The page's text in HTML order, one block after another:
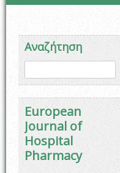
Αναζήτηση
Φόρμα αναζήτησης
European
Journal of
Hospital
Pharmacy